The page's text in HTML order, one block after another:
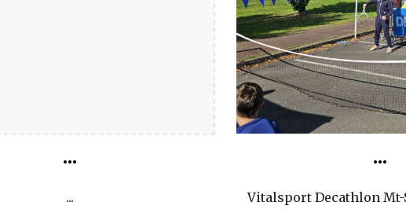
...
...
...
Vitalsport Decathlon Mt-